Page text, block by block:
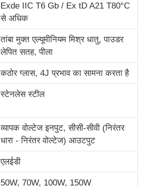
Exde IIC T6 Gb / Ex tD A21 T80°C
से अधिक
तांबा मुक्त एल्यूमीनियम मिश्र धातु, पाउडर
लेपित सतह, पीला
कठोर ग्लास, 4J प्रभाव का सामना करता है
स्टेनलेस स्टील
व्यापक वोल्टेज इनपुट, सीसी-सीवी (निरंतर
धारा - निरंतर वोल्टेज) आउटपुट
एलईडी
50W, 70W, 100W, 150W